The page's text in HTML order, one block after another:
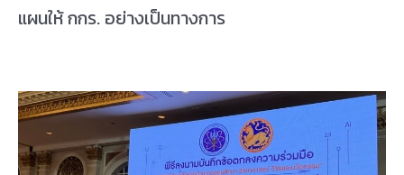
แผนให้ กกร. อย่างเป็นทางการ